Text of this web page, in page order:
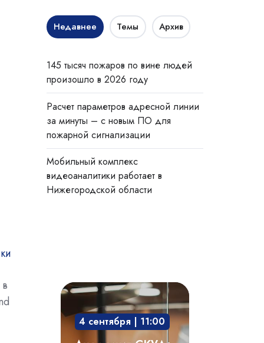
Недавнее Темы Архив
145 тысяч пожаров по вине людей
произошло в 2026 году
Расчет параметров адресной линии
за минуты – с новым ПО для
пожарной сигнализации
Мобильный комплекс
видеоаналитики работает в
Нижегородской области
Академия
СКУД:
мобильный
доступ,
4 сентября | 11:00